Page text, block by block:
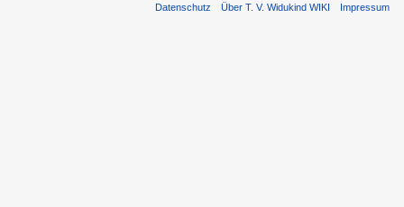
Datenschutz Über T. V. Widukind WIKI Impressum